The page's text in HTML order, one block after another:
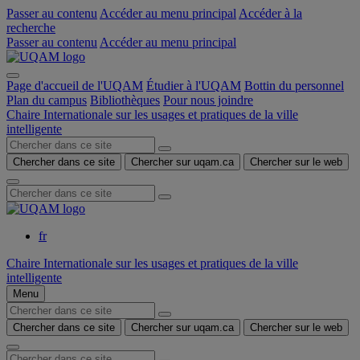
Passer au contenu Accéder au menu principal Accéder à la
recherche
Passer au contenu Accéder au menu principal
Page d'accueil de l'UQAM Étudier à l'UQAM Bottin du personnel
Plan du campus Bibliothèques Pour nous joindre
Chaire Internationale sur les usages et pratiques de la ville
intelligente
Chercher dans ce site Chercher sur uqam.ca Chercher sur le web
fr
Chaire Internationale sur les usages et pratiques de la ville
intelligente
Menu
Chercher dans ce site Chercher sur uqam.ca Chercher sur le web